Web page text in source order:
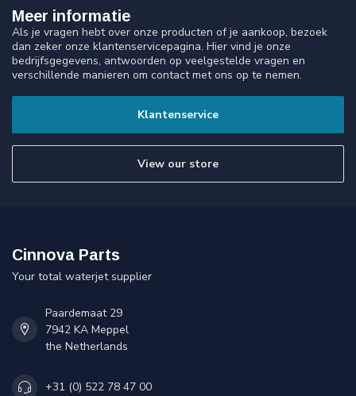
Meer informatie
Als je vragen hebt over onze producten of je aankoop, bezoek
dan zeker onze klantenservicepagina. Hier vind je onze
bedrijfsgegevens, antwoorden op veelgestelde vragen en
verschillende manieren om contact met ons op te nemen.
Klantenservice
View our store
Cinnova Parts
Your total waterjet supplier
Paardemaat 29
7942 KA Meppel
the Netherlands
+31 (0) 522 78 47 00